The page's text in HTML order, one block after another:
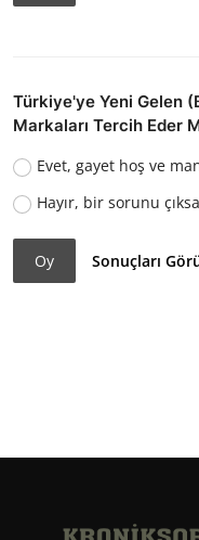
Türkiye'ye Yeni Gelen
Markaları Tercih Eder
Evet, gayet hoş ve
Hayır, bir sorunu
Oy Sonuçları